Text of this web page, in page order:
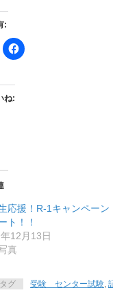
:
ね:
応援！R-1キャンペーン
ト！！
12月13日
真
グ 受験 センター試験,